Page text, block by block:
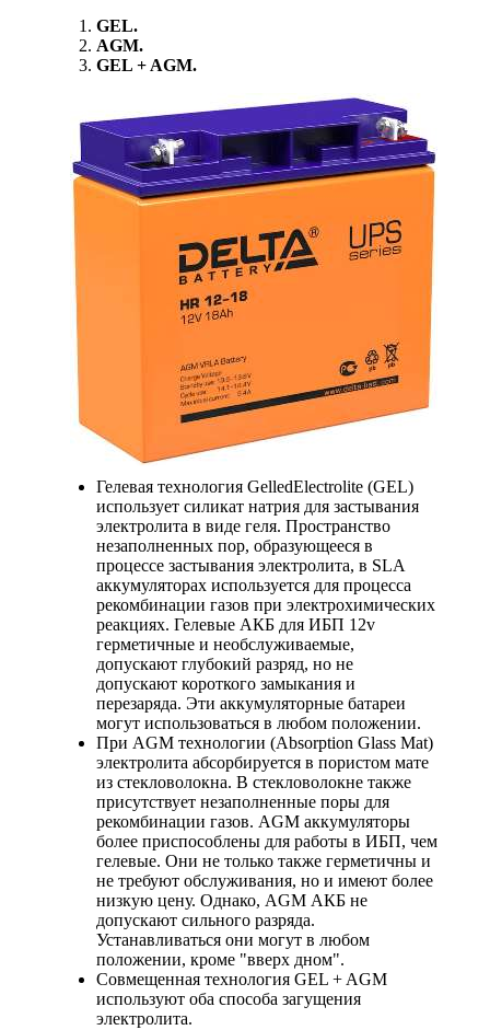
GEL.
AGM.
GEL + AGM.
Гелевая технология GelledElectrolite (GEL)
использует силикат натрия для застывания
электролита в виде геля. Пространство
незаполненных пор, образующееся в
процессе застывания электролита, в SLA
аккумуляторах используется для процесса
рекомбинации газов при электрохимических
реакциях. Гелевые АКБ для ИБП 12v
герметичные и необслуживаемые,
допускают глубокий разряд, но не
допускают короткого замыкания и
перезаряда. Эти аккумуляторные батареи
могут использоваться в любом положении.
При AGM технологии (Absorption Glass Mat)
электролита абсорбируется в пористом мате
из стекловолокна. В стекловолокне также
присутствует незаполненные поры для
рекомбинации газов. AGM аккумуляторы
более приспособлены для работы в ИБП, чем
гелевые. Они не только также герметичны и
не требуют обслуживания, но и имеют более
низкую цену. Однако, AGM АКБ не
допускают сильного разряда.
Устанавливаться они могут в любом
положении, кроме "вверх дном".
Совмещенная технология GEL + AGM
используют оба способа загущения
электролита.